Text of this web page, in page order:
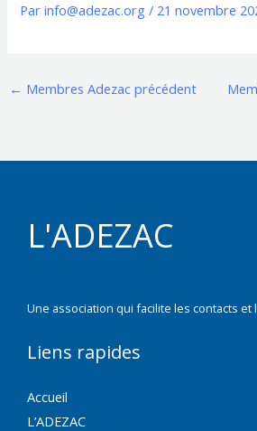
Parinfo@adezac.org/ 21 novembre
← Membres Adezac précédent
L'ADEZAC
Une association qui facilite les contacts et
Liens rapides
Accueil
L’ADEZAC